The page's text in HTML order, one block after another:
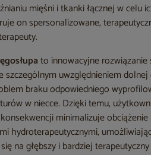
mięśni i tkanki łącznej w
on spersonalizowane,
to innowacyjne
szczególnym uwzględnieniem
braku odpowiedniego
w niecce. Dzięki temu,
minimalizuje
hydroterapeutycznymi,
na głębszy i bardziej